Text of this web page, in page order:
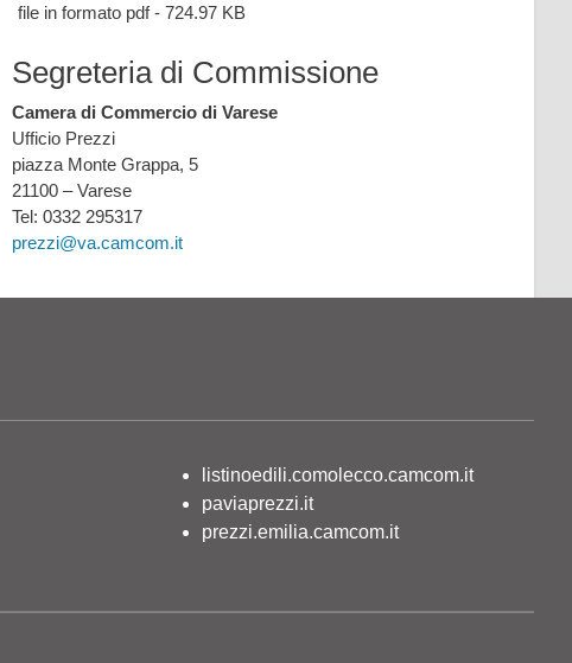
file in formato pdf - 724.97 KB
Segreteria di Commissione
Camera di Commercio di Varese
Ufficio Prezzi
piazza Monte Grappa, 5
21100 – Varese
Tel: 0332 295317
prezzi@va.camcom.it
listinoedili.comolecco.camcom.it
paviaprezzi.it
prezzi.emilia.camcom.it